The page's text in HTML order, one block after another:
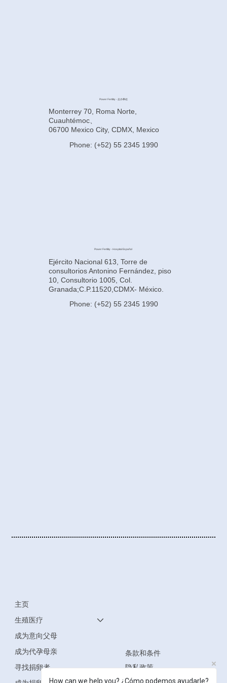
Power Fertility - 总办事处
Monterrey 70, Roma Norte,
Cuauhtémoc、
06700 Mexico City, CDMX, Mexico
Phone: (+52) 55 2345 1990
Power Fertility - Hospital Español
Ejército Nacional 613, Torre de
consultorios Antonino Fernández, piso
10, Consultorio 1005, Col.
Granada;C.P.11520,CDMX- México.
Phone: (+52) 55 2345 1990
主页
生殖医疗
成为意向父母
成为代孕母亲
寻找捐卵者
条款和条件
隐私政策
How can we help you? ¿Cómo podemos ayudarle?